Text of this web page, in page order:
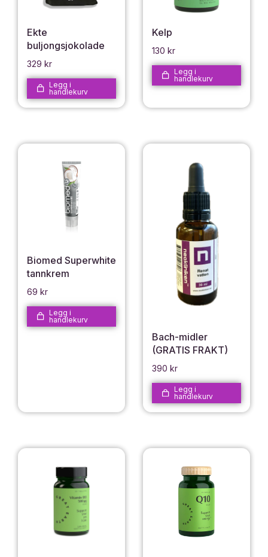
Ekte
buljongsjokolade
329 kr
Legg i
handlekurv
Kelp
130 kr
Legg i
handlekurv
Biomed Superwhite
tannkrem
69 kr
Legg i
handlekurv
Bach-midler
(GRATIS FRAKT)
390 kr
Legg i
handlekurv